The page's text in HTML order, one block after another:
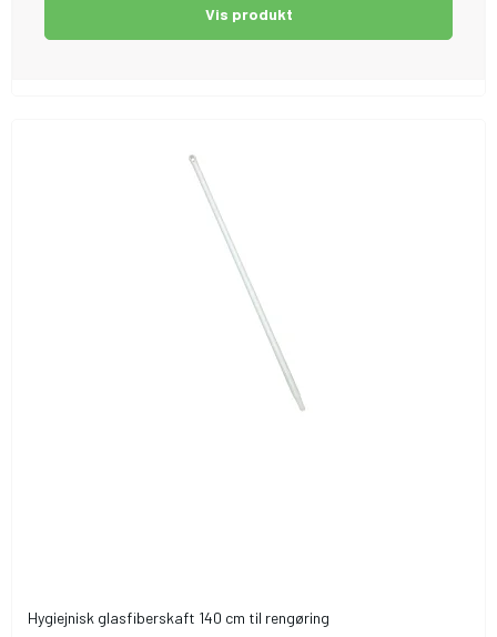
Vis produkt
Hygiejnisk glasfiberskaft 140 cm til rengøring